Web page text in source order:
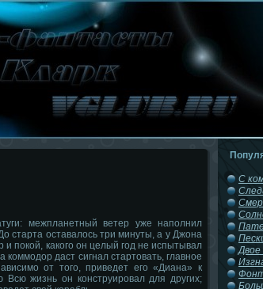
межпланетный ветер уже наполнил
старта оставалось три минуты, а у Джона
покой, какого он целый год не испытывал
коммодор даст сигнал стартовать, главное
от того, приведет его «Диана» к
жизнь он конструировал для других;
С
Двое